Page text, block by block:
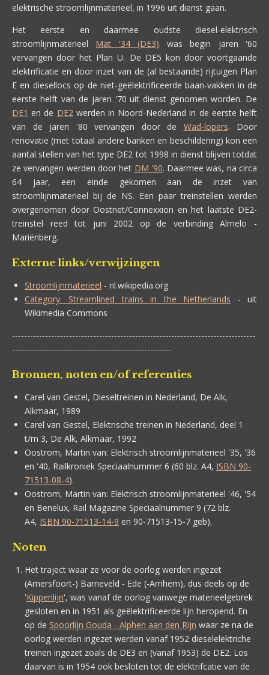
elektrische stroomlijnmaterieel, in 1996 uit dienst gaan.
Het eerste en daarmee oudste diesel-elektrisch
stroomlijnmaterieel Mat '34 (DE3) was begin jaren '60
vervangen door het Plan U. De DE5 kon door voortgaande
elektrificatie en door inzet van de (al bestaande) rijtuigen Plan
E en diesellocs op de niet-geëlektrificeerde baan-vakken in de
eerste helft van de jaren '70 uit dienst genomen worden. De
DE1 en de DE2werden in Noord-Nederland in de eerste helft
van de jaren '80 vervangen door de Wad-lopers. Door
renovatie (met totaal andere banken en beschildering) kon een
aantal stellen van het type DE2 tot 1998 in dienst blijven totdat
ze vervangen werden door het DM '90. Daarmee was, na circa
64 jaar, een einde gekomen aan de inzet van
stroomlijnmaterieel bij de NS. Een paar treinstellen werden
overgenomen door Oostnet/Connexxion en het laatste DE2-
treinstel reed tot juni 2002 op de verbinding Almelo -
Mariënberg.
Externe links/verwijzingen
Stroomlijnmaterieel - nl.wikipedia.org
Category: Streamlined trains in the Netherlands - uit
Wikimedia Commons
---------------------------------------------------------------------------------
-----------------------------------------------------
Bronnen, noten en/of referenties
Carel van Gestel, Dieseltreinen in Nederland, De Alk,
Alkmaar, 1989
Carel van Gestel, Elektrische treinen in Nederland, deel 1
t/m 3, De Alk, Alkmaar, 1992
Oostrom, Martin van: Elektrisch stroomlijnmaterieel '35, '36
en '40, Railkroniek Speciaalnummer 6 (60 blz. A4, ISBN 90-
71513-08-4).
Oostrom, Martin van: Elektrisch stroomlijnmaterieel '46, '54
en Benelux, Rail Magazine Speciaalnummer 9 (72 blz.
A4, ISBN 90-71513-14-9 en 90-71513-15-7 geb).
Noten
Het traject waar ze voor de oorlog werden ingezet
(Amersfoort-) Barneveld - Ede (-Arnhem), dus deels op de
'Kippenlijn', was vanaf de oorlog vanwege materieelgebrek
gesloten en in 1951 als geëlektrificeerde lijn heropend. En
op de Spoorlijn Gouda - Alphen aan den Rijn waar ze na de
oorlog werden ingezet werden vanaf 1952 dieselelektriche
treinen ingezet zoals de DE3 en (vanaf 1953) de DE2. Los
daarvan is in 1954 ook besloten tot de elektrifcatie van de